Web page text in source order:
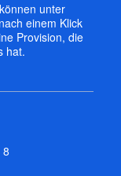
unter
einem Klick
Provision, die
hat.
8